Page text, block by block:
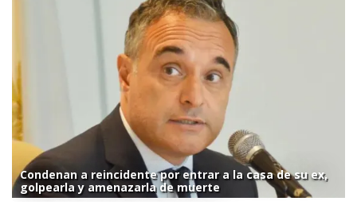
Condenan a reincidente por entrar a la casa de su ex,
golpearla y amenazarla de muerte